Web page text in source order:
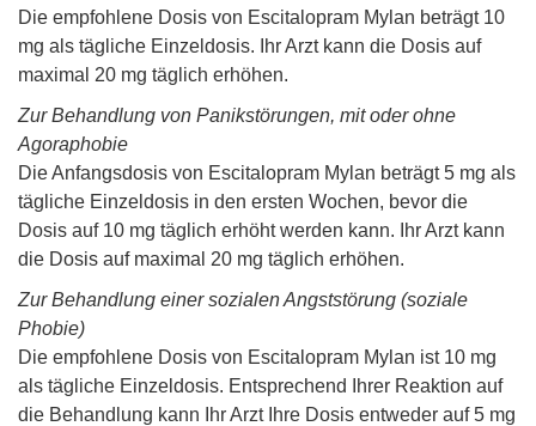
Die empfohlene Dosis von Escitalopram Mylan beträgt 10
mg als tägliche Einzeldosis. Ihr Arzt kann die Dosis auf
maximal 20 mg täglich erhöhen.
Zur Behandlung von Panikstörungen, mit oder ohne
Agoraphobie
Die Anfangsdosis von Escitalopram Mylan beträgt 5 mg als
tägliche Einzeldosis in den ersten Wochen, bevor die
Dosis auf 10 mg täglich erhöht werden kann. Ihr Arzt kann
die Dosis auf maximal 20 mg täglich erhöhen.
Zur Behandlung einer sozialen Angststörung (soziale
Phobie)
Die empfohlene Dosis von Escitalopram Mylan ist 10 mg
als tägliche Einzeldosis. Entsprechend Ihrer Reaktion auf
die Behandlung kann Ihr Arzt Ihre Dosis entweder auf 5 mg